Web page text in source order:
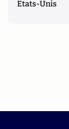
Etats-Unis